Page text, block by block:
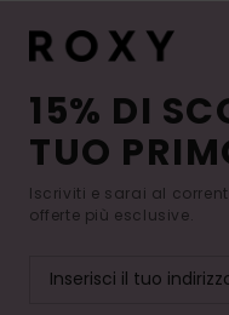
15% DI
TUO
Iscriviti e sarai al
offerte più esclusive.